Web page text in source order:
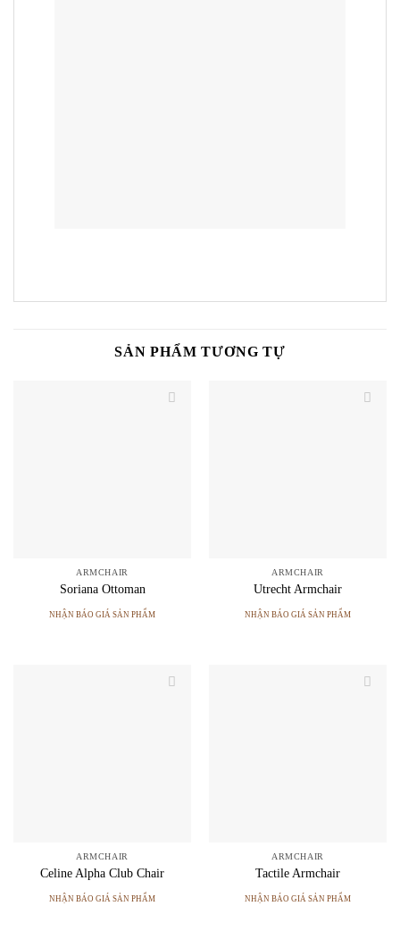
SẢN PHẨM TƯƠNG TỰ
ARMCHAIR
Soriana Ottoman
NHẬN BÁO GIÁ SẢN PHẨM
ARMCHAIR
Utrecht Armchair
NHẬN BÁO GIÁ SẢN PHẨM
ARMCHAIR
Celine Alpha Club Chair
NHẬN BÁO GIÁ SẢN PHẨM
ARMCHAIR
Tactile Armchair
NHẬN BÁO GIÁ SẢN PHẨM